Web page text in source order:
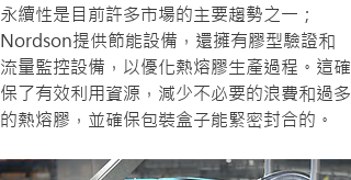
永續性是目前許多市場的主要趨勢之一；
Nordson提供節能設備，還擁有膠型驗證和
流量監控設備，以優化熱熔膠生產過程。這確
保了有效利用資源，減少不必要的浪費和過多
的熱熔膠，並確保包裝盒子能緊密封合的。